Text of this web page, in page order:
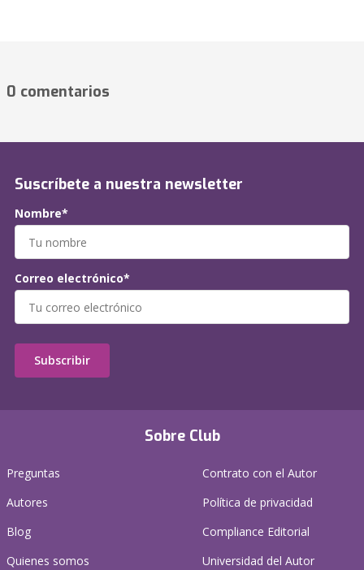
0 comentarios
Sobre Club
Preguntas
Autores
Blog
Quienes somos
Contrato con el Autor
Política de privacidad
Compliance Editorial
Universidad del Autor
Suscríbete a nuestra newsletter
Nombre*
Correo electrónico*
Subscribir